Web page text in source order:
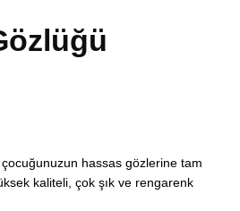
hassas gözlerine tam
kaliteli, çok şık ve rengarenk